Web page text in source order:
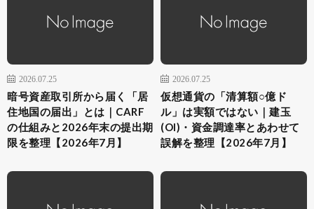
2026.07.25
暗号資産取引所から届く「居
住地国の届出」とは｜CARF
の仕組みと2026年末の提出期
限を整理【2026年7月】
2026.07.25
仮想通貨の「清算額○億ド
ル」は実額ではない｜建玉
(OI)・資金調達率とあわせて
誤解を整理【2026年7月】